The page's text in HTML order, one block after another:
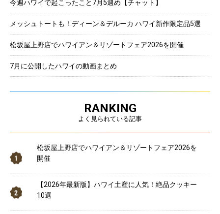
今週ハワイで起こったこと7月5週め【チャット】
メッシュトートも！ディーン＆デルーカ ハワイ新作限定品5選
松坂屋上野店でハワイアン＆リゾートフェア2026を開催
7月に公開したハワイの動画まとめ
RANKING
よく見られている記事
松坂屋上野店でハワイアン＆リゾートフェア2026を
開催
【2026年最新版】ハワイ土産に人気！絶品クッキー
10選